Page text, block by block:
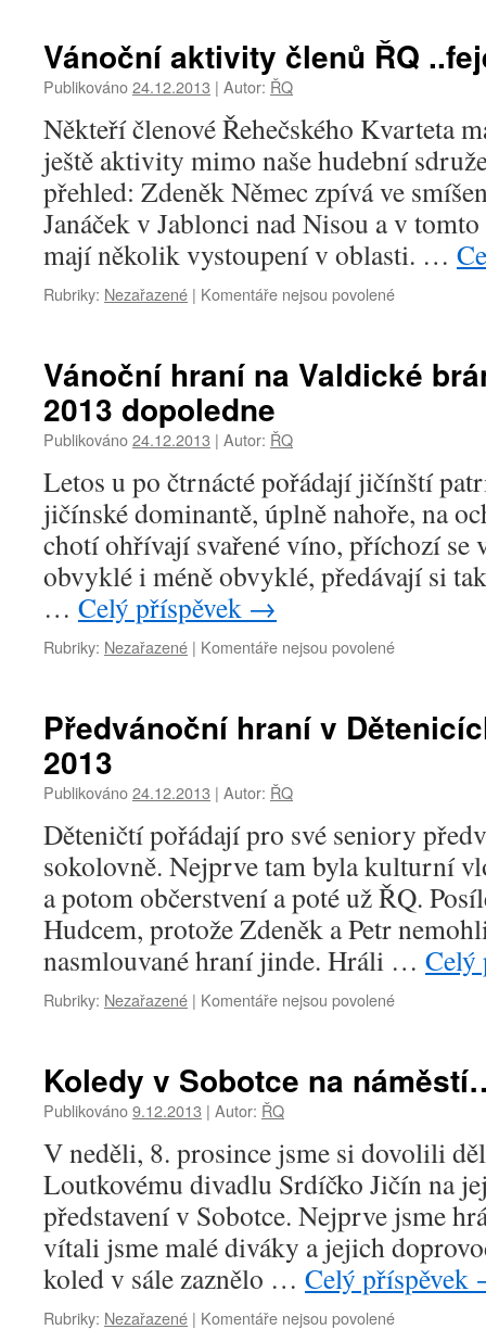
názvem
Vánoční
ŘQ
..fejeton..
II.
Vánoční aktivity členů ŘQ
Publikováno24.12.2013 | Autor: ŘQ
Někteří členové Řehečského Kvarteta
ještě aktivity mimo naše hudební
přehled: Zdeněk Němec zpívá ve
Janáček v Jablonci nad Nisou a v
mají několik vystoupení v oblasti. …
Rubriky: Nezařazené | Komentáře nejsou povolené
názvem
Vánoční
I.
Vánoční hraní na Valdické
2013 dopoledne
Publikováno24.12.2013 | Autor: ŘQ
Letos u po čtrnácté pořádají jičínští
jičínské dominantě, úplně nahoře, na
chotí ohřívají svařené víno, příchozí se
obvyklé i méně obvyklé, předávají si
… Celý příspěvek →
Rubriky: Nezařazené | Komentáře nejsou povolené
názvem
Vánoční
24.
prosinec
2013
dopoledne
Předvánoční hraní v
2013
Publikováno24.12.2013 | Autor: ŘQ
Děteničtí pořádají pro své seniory
sokolovně. Nejprve tam byla kulturní
a potom občerstvení a poté už ŘQ.
Hudcem, protože Zdeněk a Petr
nasmlouvané hraní jinde. Hráli … Celý
Rubriky: Nezařazené | Komentáře nejsou povolené
názvem
Předvánoční
Dětenicích
17.
prosince
2013
Koledy v Sobotce na
Publikováno9.12.2013 | Autor: ŘQ
V neděli, 8. prosince jsme si dovolili
Loutkovému divadlu Srdíčko Jičín na
představení v Sobotce. Nejprve jsme
vítali jsme malé diváky a jejich
koled v sále zaznělo … Celý příspěvek
Rubriky: Nezařazené | Komentáře nejsou povolené